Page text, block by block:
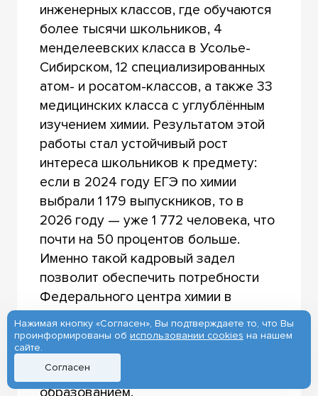
инженерных классов, где обучаются
более тысячи школьников, 4
менделеевских класса в Усолье-
Сибирском, 12 специализированных
атом- и росатом-классов, а также 33
медицинских класса с углублённым
изучением химии. Результатом этой
работы стал устойчивый рост
интереса школьников к предмету:
если в 2024 году ЕГЭ по химии
выбрали 1 179 выпускников, то в
2026 году — уже 1 772 человека, что
почти на 50 процентов больше.
Именно такой кадровый задел
позволит обеспечить потребности
Федерального центра химии в
Усолье-Сибирском, для которого до
2030 года потребуется подготовить
более 900 специалистов с высшим и
средним профессиональным
образованием.
Нажимая кнопку «Согласен», Вы подтверждаете то, что Вы
проинформированы об использовании cookies на нашем
сайте.
Согласен